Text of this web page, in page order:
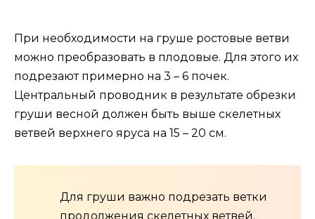
При необходимости на груше ростовые ветви
можно преобразовать в плодовые. Для этого их
подрезают примерно на 3 – 6 почек.
Центральный проводник в результате обрезки
груши весной должен быть выше скелетных
ветвей верхнего яруса на 15 – 20 см.
Для груши важно подрезать ветки
продолжения скелетных ветвей.